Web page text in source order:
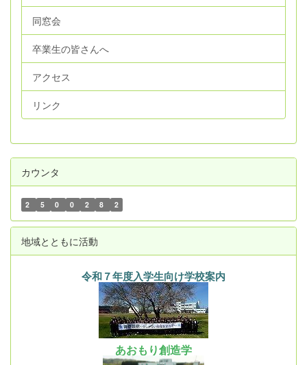
同窓会
卒業生の皆さんへ
アクセス
リンク
カウンタ
2 5 0 0 2 8 2
地域とともに活動
令和７年度入学生向け学校案内
あおもり創造学